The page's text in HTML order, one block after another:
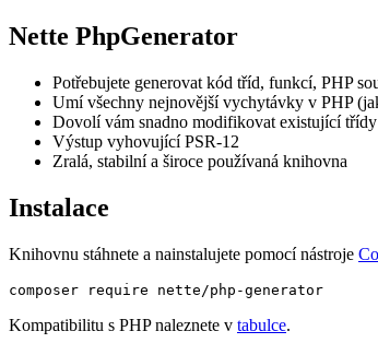
Nette PhpGenerator
Potřebujete generovat kód tříd, funkcí, PHP
Umí všechny nejnovější vychytávky v PHP
Dovolí vám snadno modifikovat existující třídy
Výstup vyhovující PSR-12
Zralá, stabilní a široce používaná knihovna
Instalace
Knihovnu stáhnete a nainstalujete pomocí nástroje
Kompatibilitu s PHP naleznete v tabulce.